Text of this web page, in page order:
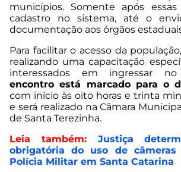
municípios. Somente após
cadastro no sistema, até o
documentação aos órgãos
Para facilitar o acesso da
realizando uma capacitação
interessados em ingressar
encontro está marcado para o
com início às oito horas e trinta
e será realizado na Câmara
de Santa Terezinha.
Leia também:
Justiça
obrigatória do uso de câmeras
Polícia Militar em Santa Catarina